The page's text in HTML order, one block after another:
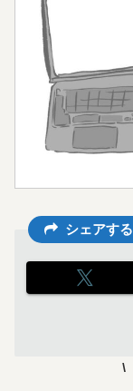
シェアする